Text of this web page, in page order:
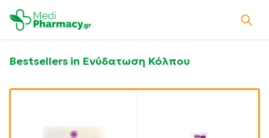
Bestsellers in Ενύδατωση Κόλπου